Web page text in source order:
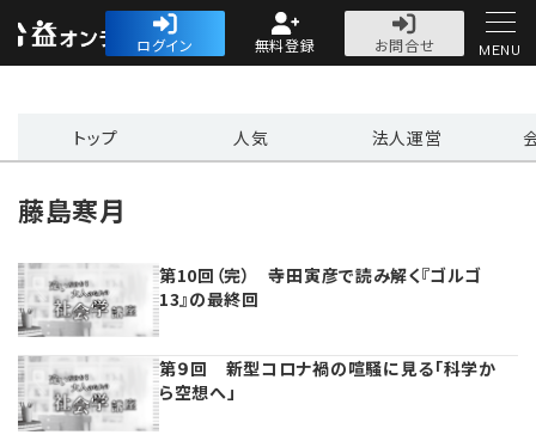
公益・一般法人オ
ログイン 無料登録
お問合せ
人気記事
法人運営
会計・税務
MENU
トップ 人気 法人運営
藤島寒月
第10回（完） 寺田寅彦で読み解く『ゴルゴ
13』の最終回
第９回 新型コロナ禍の喧騒に見る「科学か
ら空想へ」